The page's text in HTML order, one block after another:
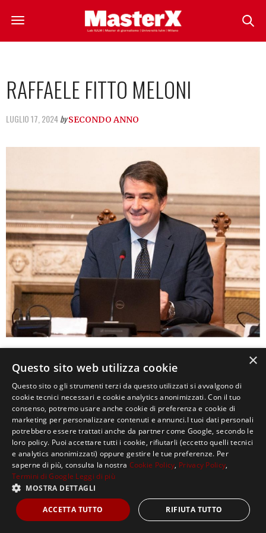
RAFFAELE FITTO MELONI
LUGLIO 17, 2024by SECONDO ANNO
Copyright ©2021, MASTERX Tutti i diritti riservati.
×
Questo sito web utilizza cookie
Questo sito o gli strumenti terzi da questo utilizzati si avvalgono di
cookie tecnici necessari e cookie analytics anonimizzati. Con il tuo
consenso, potremo usare anche cookie di preferenza e cookie di
marketing per personalizzare contenuti e annunci.I tuoi dati personali
potrebbero essere trattati anche da partner come Google, secondo le
loro policy. Puoi accettare tutti i cookie, rifiutarli (eccetto quelli tecnici
e analytics anonimizzati) oppure gestire le tue preferenze. Per
saperne di più, consulta la nostra Cookie Policy, Privacy Policy,
Termini di Google Leggi di più
MOSTRA DETTAGLI
ACCETTA TUTTO RIFIUTA TUTTO